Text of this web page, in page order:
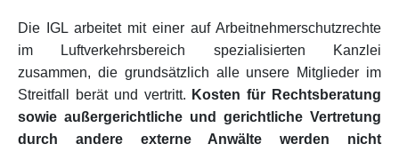
Die IGL arbeitet mit einer auf Arbeitnehmerschutzrechte
im Luftverkehrsbereich spezialisierten Kanzlei
zusammen, die grundsätzlich alle unsere Mitglieder im
Streitfall berät und vertritt. Kosten für Rechtsberatung
sowie außergerichtliche und gerichtliche Vertretung
durch andere externe Anwälte werden nicht